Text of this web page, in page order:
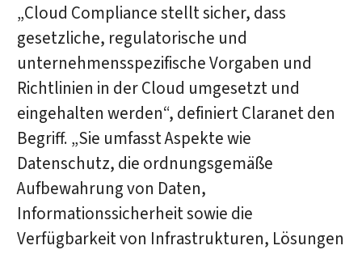
„Cloud Compliance stellt sicher, dass
gesetzliche, regulatorische und
unternehmensspezifische Vorgaben und
Richtlinien in der Cloud umgesetzt und
eingehalten werden“, definiert Claranet den
Begriff. „Sie umfasst Aspekte wie
Datenschutz, die ordnungsgemäße
Aufbewahrung von Daten,
Informationssicherheit sowie die
Verfügbarkeit von Infrastrukturen, Lösungen